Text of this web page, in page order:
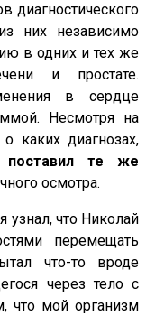
диагностического
них независимо
в одних и тех же
и простате.
в сердце
Несмотря на
каких диагнозах,
поставил те же
осмотра.
узнал, что Николай
перемещать
что-то вроде
через тело с
что мой организм